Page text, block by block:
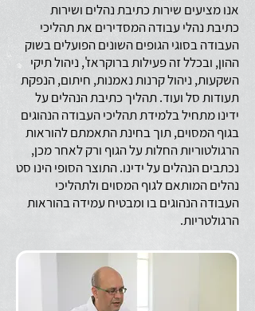
אנו מציעים שירותכתיבת נהלים ושירות
כתיבת נהלי עבודה המסדירים את תהליכי
העבודה בסוגי הגופים השונים הפועלים בשוק
ההון, ובכלל זה פעילות ברוקראז', ניהול תיקי
השקעות, ניהול קרנות נאמנות, חיתום, הנפקת
תעודות סל ועוד. תהליך כתיבת הנהלים על
ידינו מתחיל בלמידת תהליכי העבודה הנהוגים
בגוף המסוים, תוך בחינת התאמתם להוראות
הרגולטוריות החלות על הגוף ורק לאחר מכן,
נכתבים הנהלים על ידינו. התוצר הסופי הינו סט
נהלים המותאם לגוף המסוים ולתהליכי
העבודה הנהוגים בו ומבטיח עמידה בהוראות
הרגולטריות.